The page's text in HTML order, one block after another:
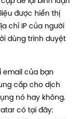
được hiển thị
chỉ IP của người
dùng trình duyệt
email của bạn
cấp cho dịch
nó hay không.
có tại đây: